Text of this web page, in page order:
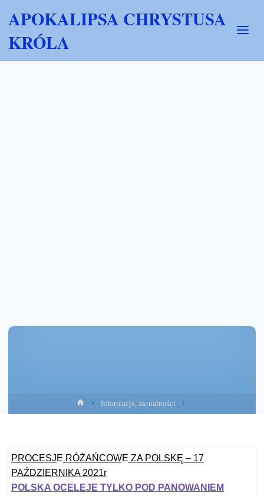
APOKALIPSA CHRYSTUSA
KRÓLA
Strona
główna
Informacje, aktualności
PROCESJE RÓŻAŃCOWE ZA POLSKĘ – 17
PAŹDZIERNIKA 2021r
POLSKA OCELEJE TYLKO POD PANOWANIEM